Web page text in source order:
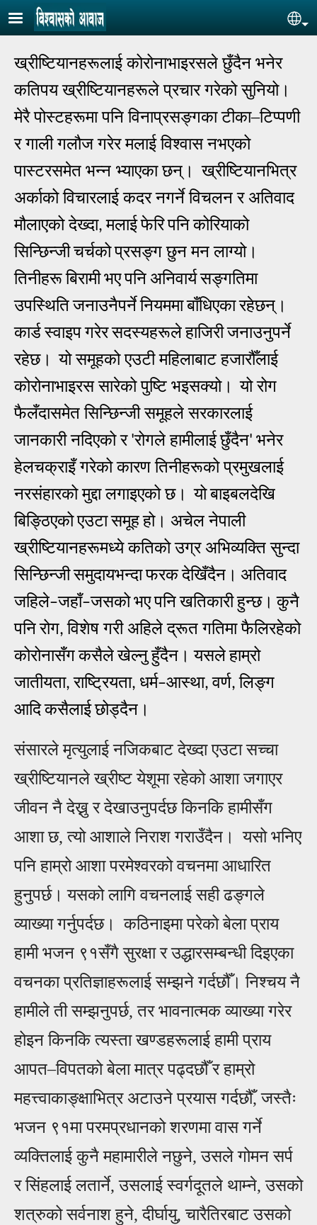
Skip to main content
ख्रीष्टियानहरूलाई कोरोनाभाइरसले छुँदैन भनेर
कतिपय ख्रीष्टियानहरूले प्रचार गरेको सुनियो।
मेरै पोस्टहरूमा पनि विनाप्रसङ्गका टीका–टिप्पणी
र गाली गलौज गरेर मलाई विश्वास नभएको
पास्टरसमेत भन्न भ्याएका छन्।
ख्रीष्टियानभित्र
अर्काको विचारलाई कदर नगर्ने विचलन र अतिवाद
मौलाएको देख्दा, मलाईफेरिपनिकोरियाको
सिन्छिन्जीचर्चकोप्रसङ्ग छुन मन लाग्यो।
तिनीहरूबिरामीभएपनिअनिवार्यसङ्गतिमा
उपस्थितिजनाउनैपर्नेनियममाबाँधिएकारहेछन्।
कार्डस्वाइपगरेरसदस्यहरूलेहाजिरीजनाउनुपर्ने
रहेछ। यो समूहको एउटी महिलाबाट हजारौँलाई
कोरोनाभाइरस सारेको पुष्टि भइसक्यो। यो रोग
फैलँदासमेत सिन्छिन्जी समूहले सरकारलाई
जानकारी नदिएको र'रोगले हामीलाईछुँदैन' भनेर
हेलचक्राइँगरेको कारण तिनीहरूको प्रमुखलाई
नरसंहारको मुद्दा लगाइएको छ। योबाइबलदेखि
बिङ्ठिएकोएउटासमूहहो। अचेल नेपाली
ख्रीष्टियानहरूमध्ये कतिको उग्र अभिव्यक्ति सुन्दा
सिन्छिन्जीसमुदायभन्दाफरकदेखिँदैन। अतिवाद
जहिले–जहाँ–जसकोभएपनिखतिकारीहुन्छ। कुनै
पनिरोग,विशेष गरी अहिले द्रूत गतिमा फैलिरहेको
कोरोनासँगकसैलेखेल्नुहुँदैन। यसलेहाम्रो
जातीयता,राष्ट्रियता, धर्म–आस्था,वर्ण,लिङ्ग
आदिकसैलाईछोड्दैन।
संसारले मृत्युलाईनजिकबाट देख्दा एउटा सच्चा
ख्रीष्टियानले ख्रीष्ट येशूमा रहेकोआशा जगाएर
जीवन नै देख्नु र देखाउनुपर्दछ किनकि हामीसँग
आशा छ, त्योआशाले निराश गराउँदैन। यसो भनिए
पनि हाम्रोआशा परमेश्वरको वचनमाआधारित
हुनुपर्छ। यसको लागि वचनलाईसही ढङ्गले
व्याख्या गर्नुपर्दछ। कठिनाइमा परेको बेला प्राय
हामी भजन ९१सँगै सुरक्षा र उद्धारसम्बन्धी दिइएका
वचनका प्रतिज्ञाहरूलाईसम्झने गर्दछँ। निश्चय नै
हामीले ती सम्झनुपर्छ, तर भावनात्मक व्याख्या गरेर
होइन किनकि त्यस्ता खण्डहरूलाईहामी प्राय
आपत–विपतको बेला मात्र पढ्दछँ र हाम्रो
महत्त्वाकाङ्क्षाभित्र अटाउने प्रयास गर्दछँ, जस्तैः
भजन ९१मा परमप्रधानको शरणमा वास गर्ने
व्यक्तिलाईकुनै महामारीले नछुने, उसले गोमन सर्प
र सिंहलाईलतार्ने, उसलाईस्वर्गदूतले थाम्ने, उसको
शत्रुको सर्वनाश हुने, दीर्घायु, चारैतिरबाट उसको